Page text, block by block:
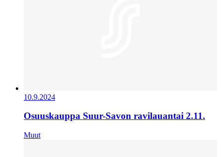
10.9.2024
Osuuskauppa Suur-Savon ravilauantai 2.11.
Muut